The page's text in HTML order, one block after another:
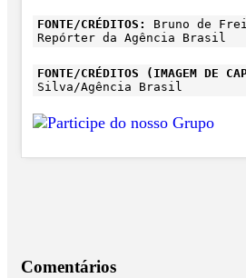
FONTE/CRÉDITOS:
Bruno de
Repórter da Agência Brasil
FONTE/CRÉDITOS (IMAGEM DE
Silva/Agência Brasil
Comentários